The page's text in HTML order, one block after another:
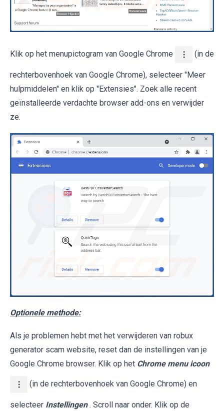
Klik op het menupictogram van Google Chrome (in de
rechterbovenhoek van Google Chrome), selecteer "Meer
hulpmiddelen" en klik op "Extensies". Zoek alle recent
geïnstalleerde verdachte browser add-ons en verwijder
ze.
Optionele methode:
Als je problemen hebt met het verwijderen van robux
generator scam website, reset dan de instellingen van je
Google Chrome browser. Klik op het Chrome menu icoon
(in de rechterbovenhoek van Google Chrome) en
selecteer Instellingen . Scroll naar onder. Klik op de